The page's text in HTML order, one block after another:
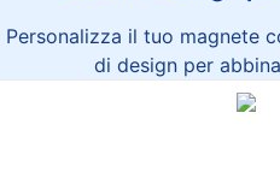
Personalizza il tuo magnete
di design per